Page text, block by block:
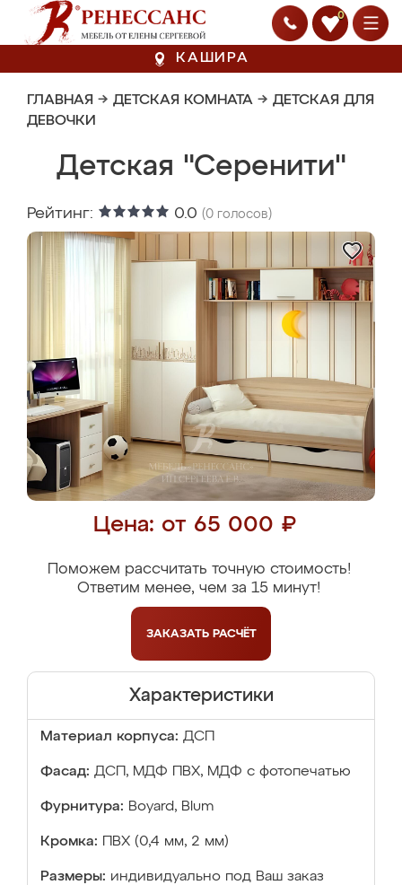
0
КАШИРА
ГЛАВНАЯ → ДЕТСКАЯ КОМНАТА → ДЕТСКАЯ ДЛЯ
ДЕВОЧКИ
Детская "Серенити"
Рейтинг: 0.0 (0 голосов)
Цена: от 65 000 ₽
Поможем рассчитать точную стоимость!
Ответим менее, чем за 15 минут!
ЗАКАЗАТЬ РАСЧЁТ
Характеристики
Материал корпуса: ДСП
Фасад: ДСП, МДФ ПВХ, МДФ с фотопечатью
Фурнитура: Boyard, Blum
Кромка: ПВХ (0,4 мм, 2 мм)
Размеры: индивидуально под Ваш заказ